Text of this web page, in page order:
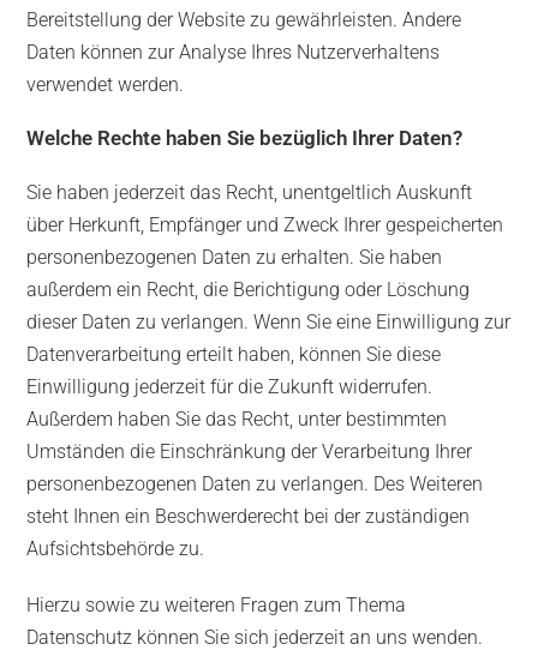
Bereitstellung der Website zu gewährleisten. Andere
Daten können zur Analyse Ihres Nutzerverhaltens
verwendet werden.
Welche Rechte haben Sie bezüglich Ihrer Daten?
Sie haben jederzeit das Recht, unentgeltlich Auskunft
über Herkunft, Empfänger und Zweck Ihrer gespeicherten
personenbezogenen Daten zu erhalten. Sie haben
außerdem ein Recht, die Berichtigung oder Löschung
dieser Daten zu verlangen. Wenn Sie eine Einwilligung zur
Datenverarbeitung erteilt haben, können Sie diese
Einwilligung jederzeit für die Zukunft widerrufen.
Außerdem haben Sie das Recht, unter bestimmten
Umständen die Einschränkung der Verarbeitung Ihrer
personenbezogenen Daten zu verlangen. Des Weiteren
steht Ihnen ein Beschwerderecht bei der zuständigen
Aufsichtsbehörde zu.
Hierzu sowie zu weiteren Fragen zum Thema
Datenschutz können Sie sich jederzeit an uns wenden.